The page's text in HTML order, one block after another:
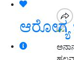
ಆರೋಗ್ಯ